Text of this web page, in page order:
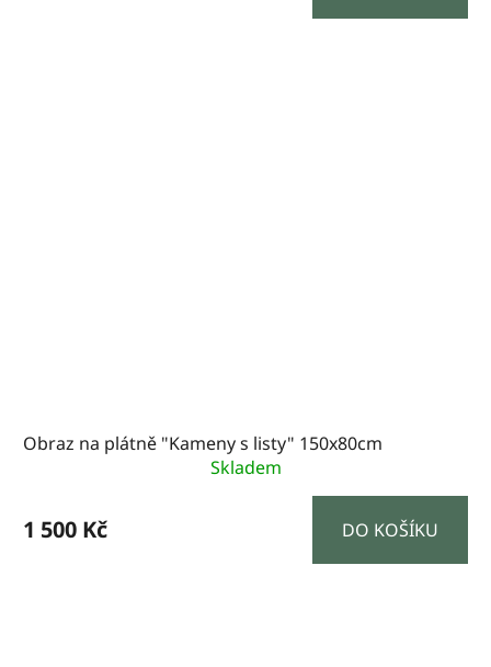
Obraz na plátně "Kameny s listy" 150x80cm
Skladem
1 500 Kč DO KOŠÍKU